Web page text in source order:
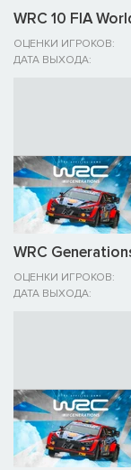
WRC 10 FIA
ОЦЕНКИ ИГРОКОВ:
ДАТА ВЫХОДА:
WRC
ОЦЕНКИ ИГРОКОВ:
ДАТА ВЫХОДА: